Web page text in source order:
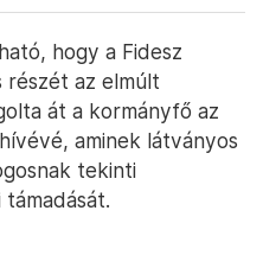
hogy a Fidesz
részét az elmúlt
át a kormányfő az
aminek látványos
tekinti